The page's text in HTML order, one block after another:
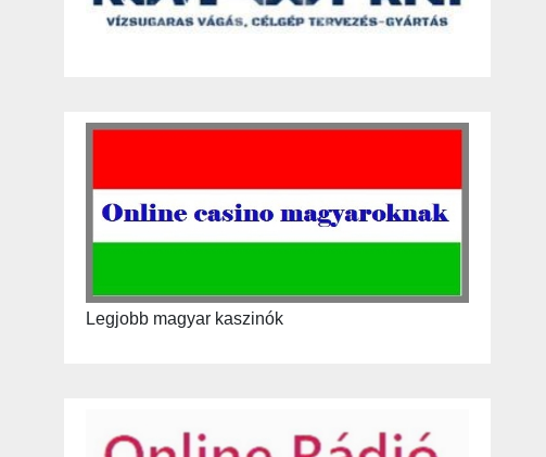
Legjobb magyar kaszinók